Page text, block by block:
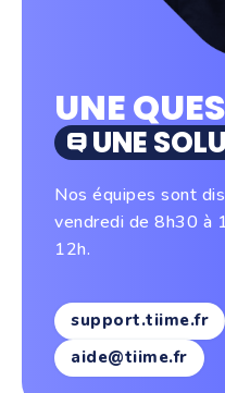
UNE
UNE
Nos équipes sont
vendredi de 8h30 à
12h.
support.tiime.fr
aide@tiime.fr